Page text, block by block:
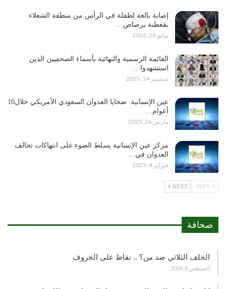
إصابة بالغة لطفلة في الرأس من منطقة الشعلاء
بقعطبة برصاص…
يوليو 28, 2026
القائمة الرسمية والنهائية بأسماء الصحفيين الذين
استشهدوا…
سبتمبر 14, 2025
عين الإنسانية: ضحايا العدوان السعودي الأمريكي خلال10
أعوام…
مارس 26, 2025
مركز عين الإنسانية يسلط الضوء على انتهاكات تحالف
العدوان في…
فبراير 4, 2025
NEXT
صحافة
الحلف الثلاثي ضد من؟ .. نقاط على الحروف
أغسطس 8, 2026